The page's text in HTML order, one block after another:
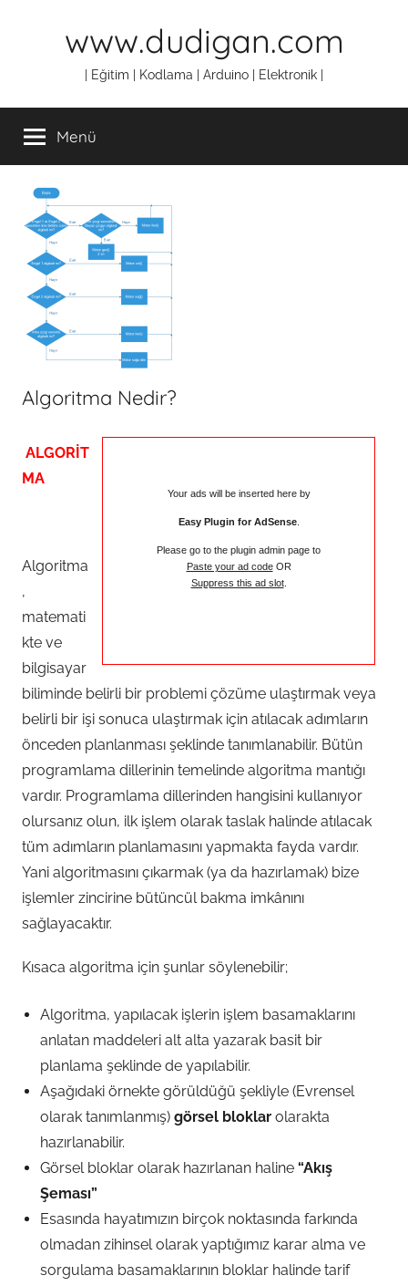
www.dudigan.com
| Eğitim | Kodlama | Arduino | Elektronik |
Menü
Algoritma Nedir?
Your ads will be inserted here by
Easy Plugin for AdSense.
Please go to the plugin admin page to
Paste your ad codeOR
Suppress this ad slot.
ALGORİT
MA
Algoritma
,
matemati
kte ve
bilgisayar
biliminde belirli bir problemi çözüme ulaştırmak veya
belirli bir işi sonuca ulaştırmak için atılacak adımların
önceden planlanması şeklinde tanımlanabilir. Bütün
programlama dillerinin temelinde algoritma mantığı
vardır. Programlama dillerinden hangisini kullanıyor
olursanız olun, ilk işlem olarak taslak halinde atılacak
tüm adımların planlamasını yapmakta fayda vardır.
Yani algoritmasını çıkarmak (ya da hazırlamak) bize
işlemler zincirine bütüncül bakma imkânını
sağlayacaktır.
Kısaca algoritma için şunlar söylenebilir;
Algoritma, yapılacak işlerin işlem basamaklarını
anlatan maddeleri alt alta yazarak basit bir
planlama şeklinde de yapılabilir.
Aşağıdaki örnekte görüldüğü şekliyle (Evrensel
olarak tanımlanmış) görsel bloklar olarakta
hazırlanabilir.
Görsel bloklar olarak hazırlanan haline “Akış
Şeması”
Esasında hayatımızın birçok noktasında farkında
olmadan zihinsel olarak yaptığımız karar alma ve
sorgulama basamaklarının bloklar halinde tarif